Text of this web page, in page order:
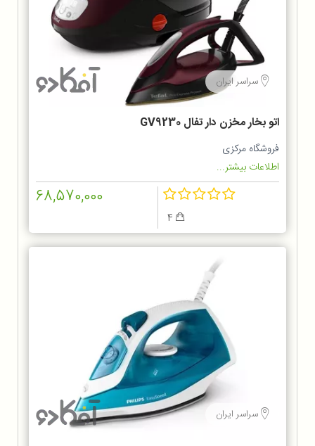
سراسر ایران
اتو بخار مخزن دار تفال GV9230
فروشگاه مرکزی
اطلاعات بیشتر...
68,570,000
سراسر ایران